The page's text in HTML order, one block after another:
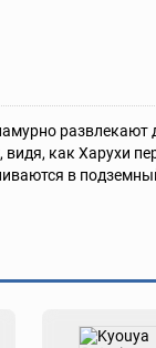
видя, как Харухи
в